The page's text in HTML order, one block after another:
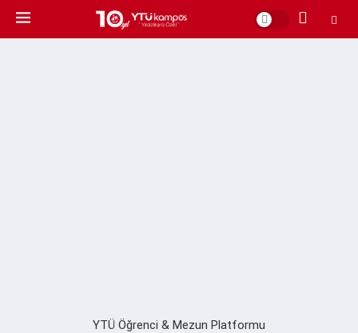
YTÜ Öğrenci & Mezun Platformu